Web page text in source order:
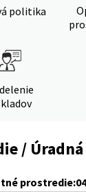
politika
/